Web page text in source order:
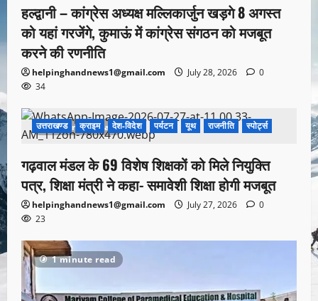
हल्द्वानी – कांग्रेस अध्यक्ष मल्लिकार्जुन खड़गे 8 अगस्त
को यहां गरजेंगे, कुमाऊं में कांग्रेस संगठन को मजबूत
करने की रणनीति
helpinghandnews1@gmail.com July 28, 2026
0
34
1 minute read
उत्तराखण्ड क्राइम देश-विदेश पर्यटन यूथ राजनीति स्पोर्ट्स
गढ़वाल मंडल के 69 विशेष शिक्षकों को मिले नियुक्ति
पत्र, शिक्षा मंत्री ने कहा- समावेशी शिक्षा होगी मजबूत
helpinghandnews1@gmail.com July 27, 2026
0
23
1 minute read